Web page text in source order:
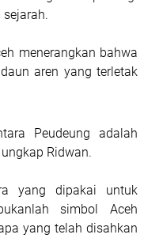
menerangkan bahwa
aren yang terletak
Peudeung adalah
Ridwan.
yang dipakai untuk
simbol Aceh
yang telah disahkan